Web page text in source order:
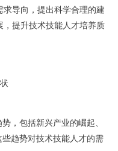
导向，提出科学合理的建
提升技术技能人才培养质
，包括新兴产业的崛起、
趋势对技术技能人才的需